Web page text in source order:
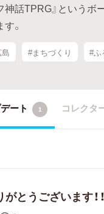
神話TPRG』という
。
#まちづくり #ふ
ート 1 コレクタ
とうございます！！